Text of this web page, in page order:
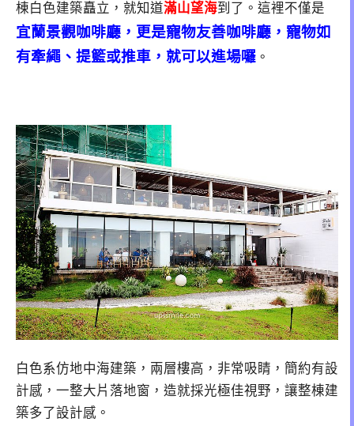
棟白色建築矗立，就知道滿山望海到了。這裡不僅是
宜蘭景觀咖啡廳，更是寵物友善咖啡廳，寵物如
有牽繩、提籃或推車，就可以進場囉 。
白色系仿地中海建築，兩層樓高，非常吸睛，簡約有設
計感，一整大片落地窗，造就採光極佳視野，讓整棟建
築多了設計感。